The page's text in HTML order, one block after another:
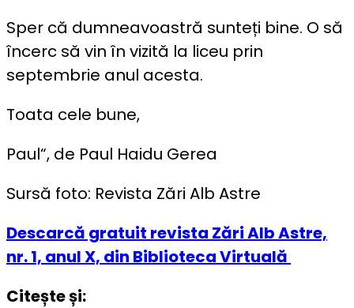
Sper că dumneavoastră sunteți bine. O să
încerc să vin în vizită la liceu prin
septembrie anul acesta.
Toata cele bune,
Paul“, de Paul Haidu Gerea
Sursă foto: Revista Zări Alb Astre
Descarcă gratuit revista Zări Alb Astre,
nr. 1, anul X, din Biblioteca Virtuală
Citește și: